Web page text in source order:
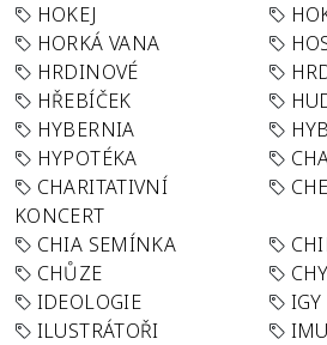
HOKEJ
HORKÁ VANA
HRDINOVÉ
HŘEBÍČEK
HYBERNIA
HYPOTÉKA
CHARITATIVNÍ
KONCERT
CHIA SEMÍNKA
CHŮZE
IDEOLOGIE
IGY
ILUSTRÁTOŘI